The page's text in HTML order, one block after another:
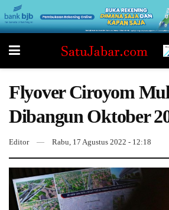
Flyover Ciroyom
Dibangun Oktober
Editor Rabu, 17 Agustus 2022 - 12:18